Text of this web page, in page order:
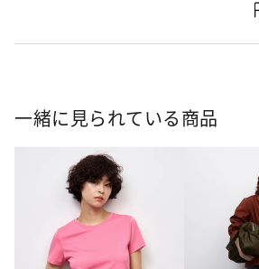
一緒に見られている商品